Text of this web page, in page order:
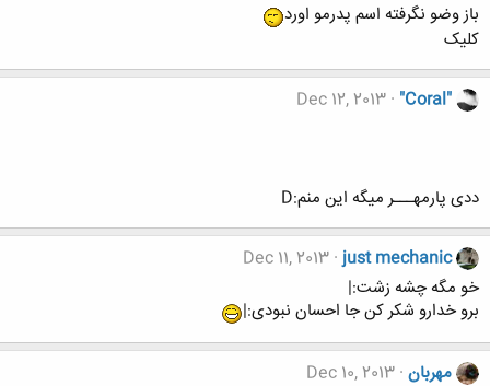
باز وضو نگرفته اسم پدرمو اورد
کلیک
"Coral"
Dec 12, 2013
ددی پارمهـــر میگه این منم:D
just mechanic
Dec 11, 2013
خو مگه چشه زشت:|
برو خدارو شکر کن جا احسان نبودی:|
مهربان Dec 10, 2013